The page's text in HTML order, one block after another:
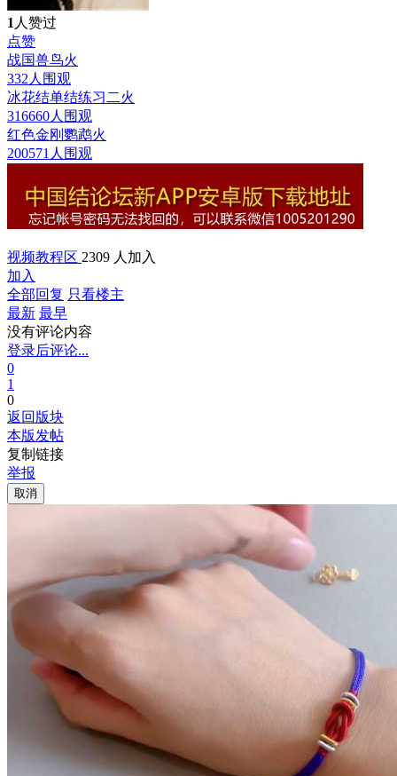
1 人赞过
点赞
战国兽鸟火
332人围观
冰花结单结练习二火
316660人围观
红色金刚鹦鹉火
200571人围观
视频教程区 2309 人加入
加入
全部回复 只看楼主
最新 最早
没有评论内容
登录后评论...
0
1
0
返回版块
本版发帖
复制链接
举报
取消